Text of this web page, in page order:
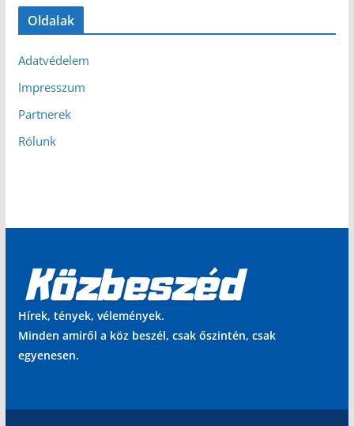
Oldalak
Adatvédelem
Impresszum
Partnerek
Rólunk
Hírek, tények, vélemények.
Minden amiről a köz beszél, csak őszintén, csak
egyenesen.